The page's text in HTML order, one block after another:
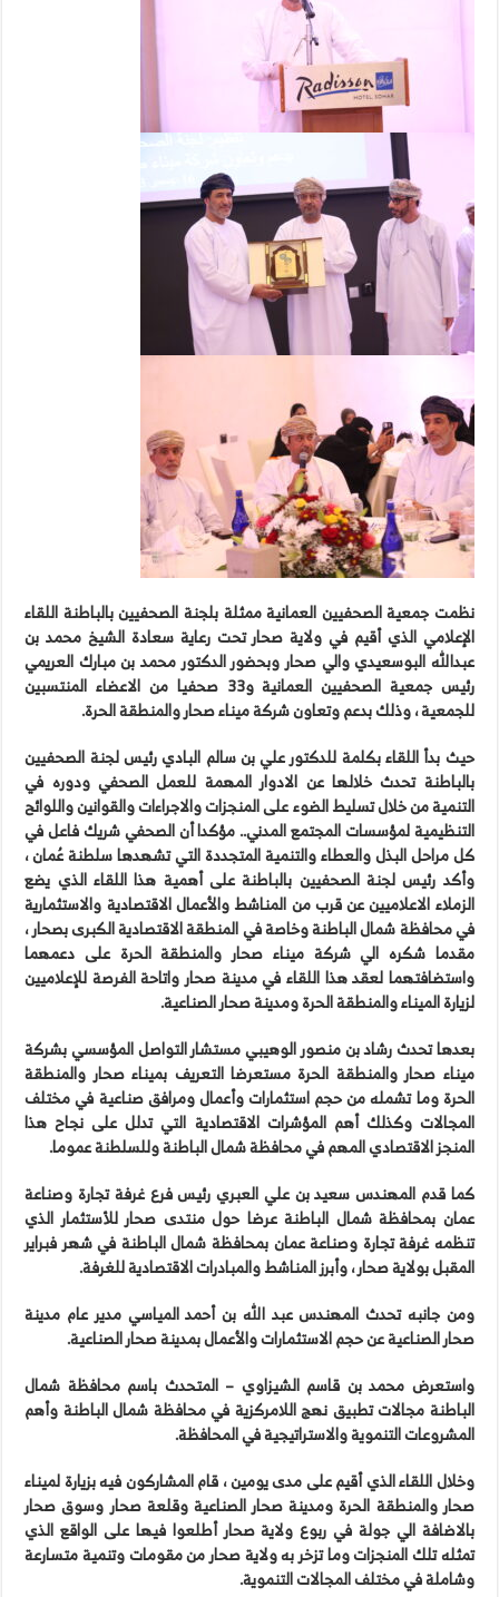
نظمت جمعية الصحفيين العمانية ممثلة بلجنة الصحفيين بالباطنة اللقاء
الإعلامي الذي أقيم في ولاية صحار تحت رعاية سعادة الشيخ محمد بن
عبدالله البوسعيدي والي صحار وبحضور الدكتور محمد بن مبارك العريمي
رئيس جمعية الصحفيين العمانية و33 صحفيا من الاعضاء المنتسبين
للجمعية ، وذلك بدعم وتعاون شركة ميناء صحار والمنطقة الحرة.
حيث بدأ اللقاء بكلمة للدكتور علي بن سالم البادي رئيس لجنة الصحفيين
بالباطنة تحدث خلالها عن الادوار المهمة للعمل الصحفي ودوره في
التنمية من خلال تسليط الضوء على المنجزات والاجراءات والقوانين واللوائح
التنظيمية لمؤسسات المجتمع المدني.. مؤكدا أن الصحفي شريك فاعل في
كل مراحل البذل والعطاء والتنمية المتجددة التي تشهدها سلطنة عُمان ،
وأكد رئيس لجنة الصحفيين بالباطنة على أهمية هذا اللقاء الذي يضع
الزملاء الاعلاميين عن قرب من المناشط والأعمال الاقتصادية والاستثمارية
في محافظة شمال الباطنة وخاصة في المنطقة الاقتصادية الكبرى بصحار ،
مقدما شكره الي شركة ميناء صحار والمنطقة الحرة على دعمهما
واستضافتهما لعقد هذا اللقاء في مدينة صحار واتاحة الفرصة للإعلاميين
لزيارة الميناء والمنطقة الحرة ومدينة صحار الصناعية.
بعدها تحدث رشاد بن منصور الوهيبي مستشار التواصل المؤسسي بشركة
ميناء صحار والمنطقة الحرة مستعرضا التعريف بميناء صحار والمنطقة
الحرة وما تشمله من حجم استثمارات وأعمال ومرافق صناعية في مختلف
المجالات وكذلك أهم المؤشرات الاقتصادية التي تدلل على نجاح هذا
المنجز الاقتصادي المهم في محافظة شمال الباطنة وللسلطنة عموما.
كما قدم المهندس سعيد بن علي العبري رئيس فرع غرفة تجارة وصناعة
عمان بمحافظة شمال الباطنة عرضا حول منتدى صحار للأستثمار الذي
تنظمه غرفة تجارة وصناعة عمان بمحافظة شمال الباطنة في شهر فبراير
المقبل بولاية صحار ، وأبرز المناشط والمبادرات الاقتصادية للغرفة.
ومن جانبه تحدث المهندس عبد الله بن أحمد المياسي مدير عام مدينة
صحار الصناعية عن حجم الاستثمارات والأعمال بمدينة صحار الصناعية.
واستعرض محمد بن قاسم الشيزاوي – المتحدث باسم محافظة شمال
الباطنة مجالات تطبيق نهج اللامركزية في محافظة شمال الباطنة وأهم
المشروعات التنموية والاستراتيجية في المحافظة.
وخلال اللقاء الذي أقيم على مدى يومين ، قام المشاركون فيه بزيارة لميناء
صحار والمنطقة الحرة ومدينة صحار الصناعية وقلعة صحار وسوق صحار
بالاضافة الي جولة في ربوع ولاية صحار أطلعوا فيها على الواقع الذي
تمثله تلك المنجزات وما تزخر به ولاية صحار من مقومات وتنمية متسارعة
وشاملة في مختلف المجالات التنموية.